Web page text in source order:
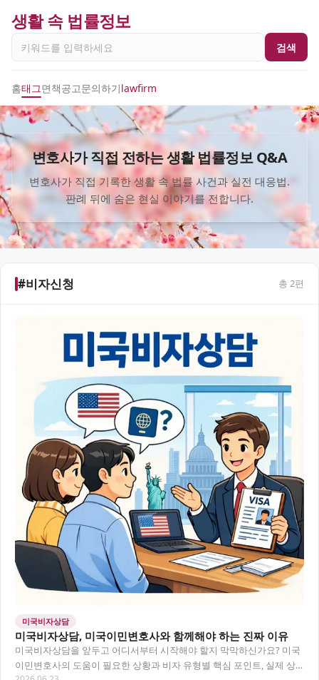
생활 속 법률정보
검색
홈태그면책공고문의하기lawfirm
변호사가 직접 전하는 생활 법률정보 Q&A
변호사가 직접 기록한 생활 속 법률 사건과 실전 대응법.
판례 뒤에 숨은 현실 이야기를 전합니다.
#비자신청 총 2편
미국비자상담
미국비자상담, 미국이민변호사와 함께해야 하는 진짜 이유
미국비자상담을 앞두고 어디서부터 시작해야 할지 막막하신가요? 미국
이민변호사의 도움이 필요한 상황과 비자 유형별 핵심 포인트, 실제 상